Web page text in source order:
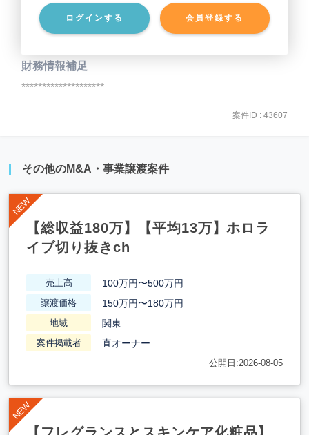
ログインする 会員登録する
事業負債 ********************
財務情報補足
********************
案件ID : 43607
その他のM&A・事業譲渡案件
【総収益180万】【平均13万】ホロラ
イブ切り抜きch
売上高 100万円〜500万円
譲渡価格 150万円〜180万円
地域 関東
案件掲載者 直オーナー
公開日:2026-08-05